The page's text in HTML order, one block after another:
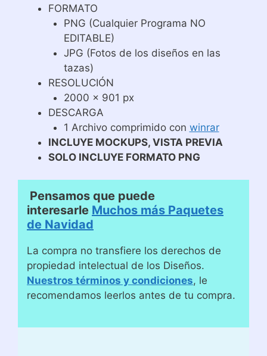
FORMATO
PNG (Cualquier Programa NO
EDITABLE)
JPG (Fotos de los diseños en las
tazas)
RESOLUCIÓN
2000 x 901 px
DESCARGA
1 Archivo comprimido con winrar
INCLUYE MOCKUPS, VISTA PREVIA
SOLO INCLUYE FORMATO PNG
Pensamos que puede
interesarle Muchos más Paquetes
de Navidad
La compra no transfiere los derechos de
propiedad intelectual de los Diseños.
Nuestros términos y condiciones, le
recomendamos leerlos antes de tu compra.